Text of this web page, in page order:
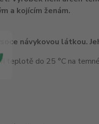
a kojícím ženám.
návykovou látkou.
teplotě do 25 °C na